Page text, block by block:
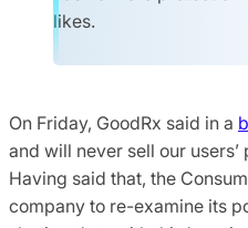
likes.
On Friday, GoodRx said in a
and will never sell our
Having said that, the
company to re-examine its